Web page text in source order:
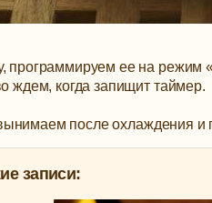
программируем ее на режим
ждем, когда запищит таймер.
после охлаждения и
записи: